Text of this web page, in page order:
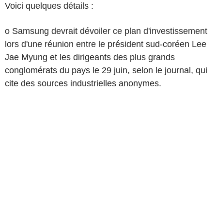
Voici quelques détails :
o Samsung devrait dévoiler ce plan d'investissement
lors d'une réunion entre le président sud-coréen Lee
Jae Myung et les dirigeants des plus grands
conglomérats du pays le 29 juin, selon le journal, qui
cite des sources industrielles anonymes.